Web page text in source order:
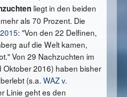
liegt in den beiden
als 70 Prozent. Die
: "Von den 22 Delfinen,
auf die Welt kamen,
Von 29 Nachzuchten im
Oktober 2016) haben bisher
(s.a. WAZ v.
Linie geht es den